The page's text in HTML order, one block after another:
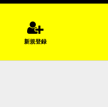
新規登録